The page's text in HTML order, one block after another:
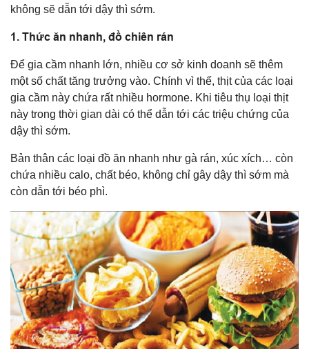
không sẽ dẫn tới dậy thì sớm.
1. Thức ăn nhanh, đồ chiên rán
Để gia cầm nhanh lớn, nhiều cơ sở kinh doanh sẽ thêm
một số chất tăng trưởng vào. Chính vì thế, thịt của các loại
gia cầm này chứa rất nhiều hormone. Khi tiêu thụ loại thịt
này trong thời gian dài có thể dẫn tới các triệu chứng của
dậy thì sớm.
Bản thân các loại đồ ăn nhanh như gà rán, xúc xích… còn
chứa nhiều calo, chất béo, không chỉ gây dậy thì sớm mà
còn dẫn tới béo phì.